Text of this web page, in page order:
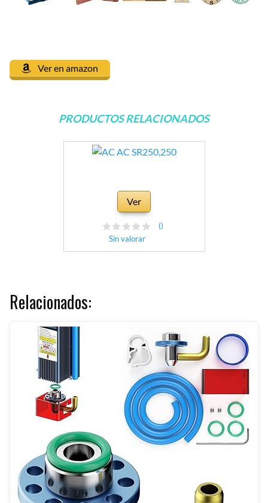
Ver en amazon
PRODUCTOS RELACIONADOS
Ver
Sin valorar
()
Relacionados: